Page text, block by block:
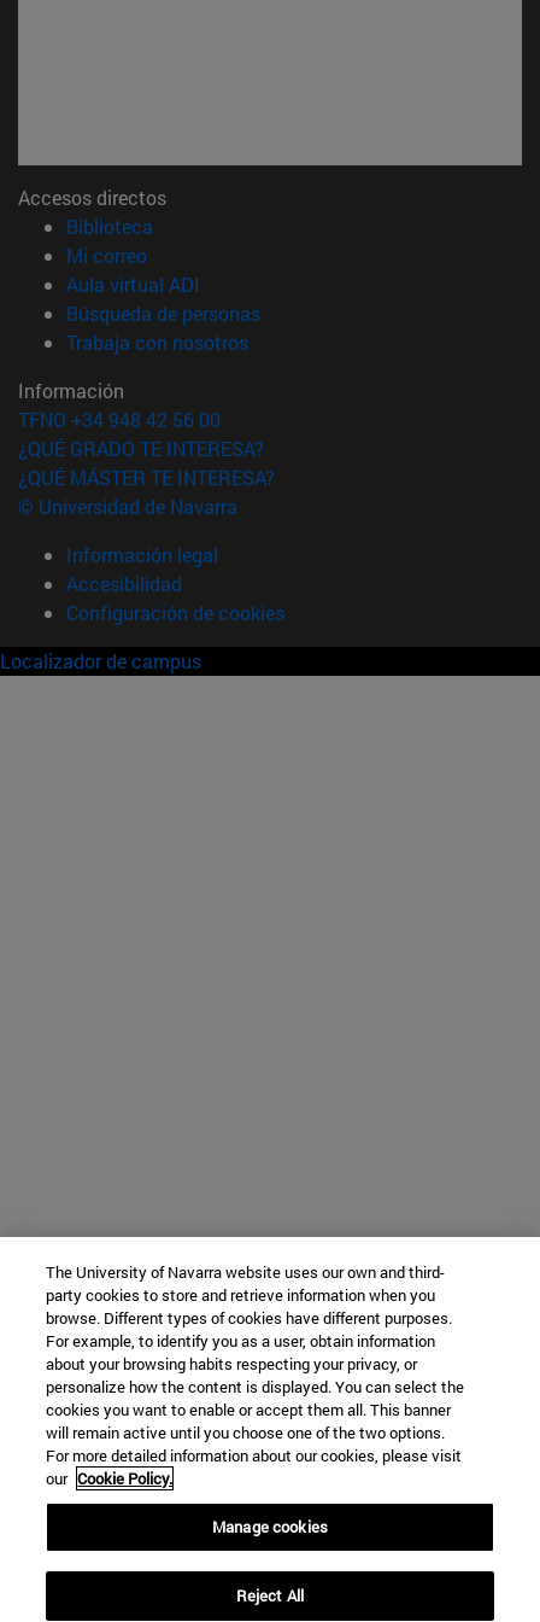
Accesos directos
Biblioteca
Mi correo(abre en nueva ventana)
Aula virtual ADI
Búsqueda de personas(abre en nueva ventana)
Trabaja con nosotros(abre en nueva ventana)
Información
TFNO +34 948 42 56 00
¿QUÉ GRADO TE INTERESA?
¿QUÉ MÁSTER TE INTERESA?
© Universidad de Navarra
Información legal
Accesibilidad
Configuración de cookies
Localizador de campus
The University of Navarra website uses our own and third-
party cookies to store and retrieve information when you
browse. Different types of cookies have different purposes.
For example, to identify you as a user, obtain information
about your browsing habits respecting your privacy, or
personalize how the content is displayed. You can select the
cookies you want to enable or accept them all. This banner
will remain active until you choose one of the two options.
For more detailed information about our cookies, please visit
our Cookie Policy.
Manage cookies
Reject All